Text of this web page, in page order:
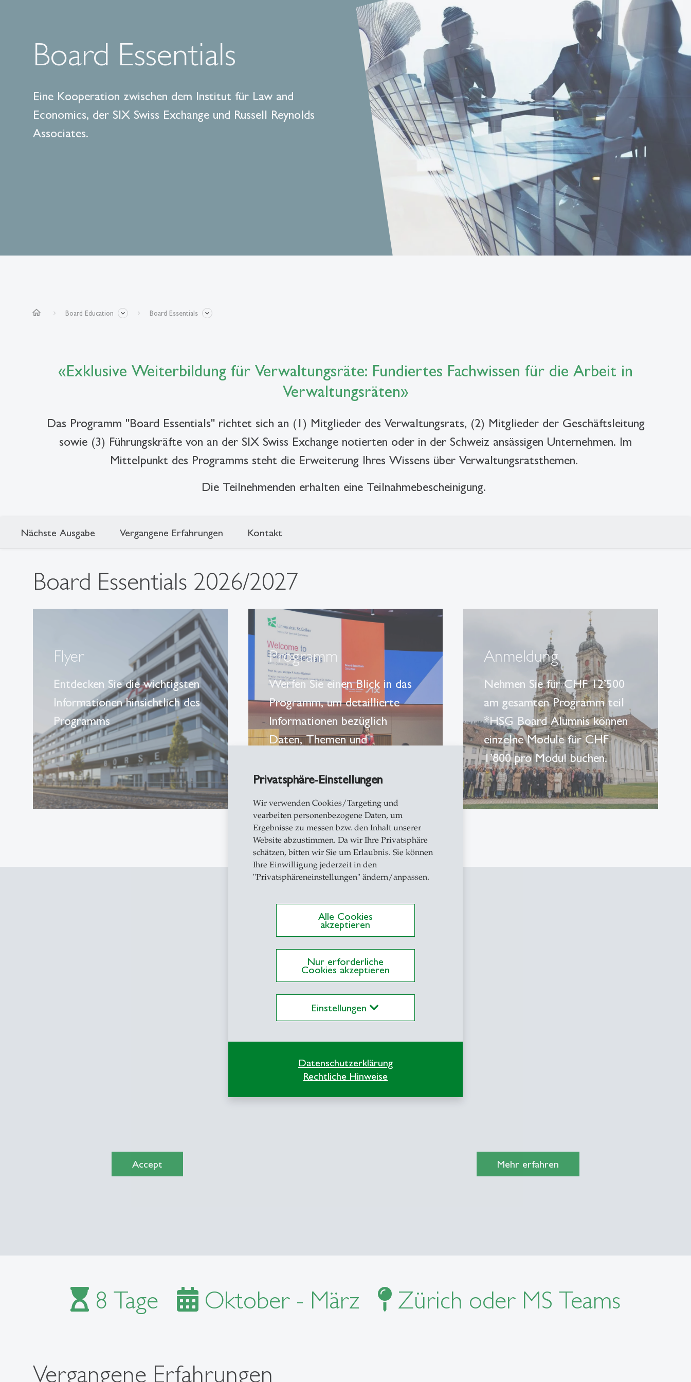
Privatsphäre-Einstellungen
Wir verwenden Cookies/Targeting und
vearbeiten personenbezogene Daten, um
Ergebnisse zu messen bzw. den Inhalt unserer
Website abzustimmen. Da wir Ihre Privatsphäre
schätzen, bitten wir Sie um Erlaubnis. Sie können
Ihre Einwilligung jederzeit in den
"Privatsphäreneinstellungen" ändern/anpassen.
Alle Cookies
akzeptieren
Nur erforderliche
Cookies akzeptieren
Einstellungen
Datenschutzerklärung
Rechtliche Hinweise
Board Essentials
Eine Kooperation zwischen dem Institut für Law and
Economics, der SIX Swiss Exchange und Russell Reynolds
Associates.
home Board Education Board Essentials
«Exklusive Weiterbildung für Verwaltungsräte: Fundiertes Fachwissen für die Arbeit in
Verwaltungsräten»
Das Programm "Board Essentials" richtet sich an (1) Mitglieder des Verwaltungsrats, (2) Mitglieder der Geschäftsleitung
sowie (3) Führungskräfte von an der SIX Swiss Exchange notierten oder in der Schweiz ansässigen Unternehmen. Im
Mittelpunkt des Programms steht die Erweiterung Ihres Wissens über Verwaltungsratsthemen.
Die Teilnehmenden erhalten eine Teilnahmebescheinigung.
Nächste Ausgabe Vergangene Erfahrungen Kontakt
Board Essentials 2026/2027
Flyer
Entdecken Sie die wichtigsten
Informationen hinsichtlich des
Programms
Programm
Werfen Sie einen Blick in das
Programm, um detaillierte
Informationen bezüglich
Daten, Themen und
Anmeldung
Nehmen Sie für CHF 12’500
am gesamten Programm teil
*HSG Board Alumnis können
einzelne Module für CHF
1’800 pro Modul buchen.
Diesen Inhalt aktivieren
Content required confirmation
Accept Mehr erfahren
8 Tage Oktober - März Zürich oder MS Teams
Vergangene Erfahrungen